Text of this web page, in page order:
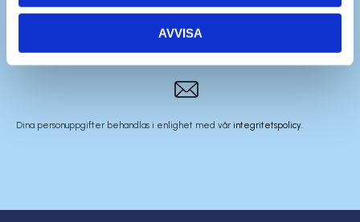
AVVISA
Dina personuppgifter behandlas i enlighet med vårintegritetspolicy.